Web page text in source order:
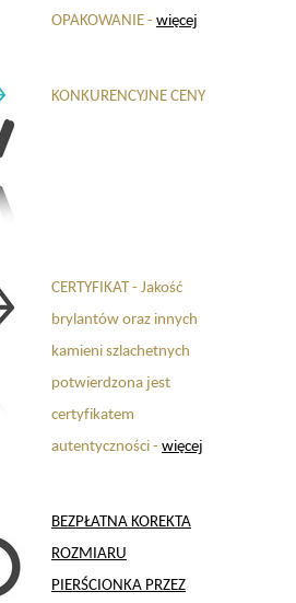
OPAKOWANIE - więcej
KONKURENCYJNE CENY
CERTYFIKAT - Jakość
brylantów oraz innych
kamieni szlachetnych
potwierdzona jest
certyfikatem
autentyczności - więcej
BEZPŁATNA KOREKTA
ROZMIARU
PIERŚCIONKA PRZEZ